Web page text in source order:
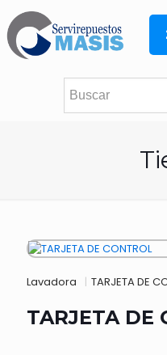
Lavadora TARJETA DE
TARJETA DE